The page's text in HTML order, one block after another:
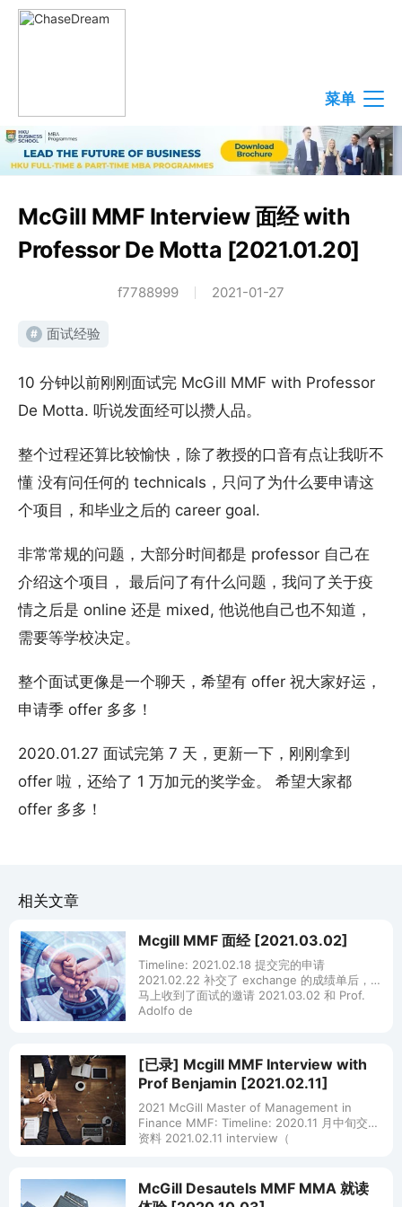
菜单
McGill MMF Interview 面经 with
Professor De Motta [2021.01.20]
f7788999 2021-01-27
# 面试经验
10 分钟以前刚刚面试完 McGill MMF with Professor
De Motta. 听说发面经可以攒人品。
整个过程还算比较愉快，除了教授的口音有点让我听不
懂 没有问任何的 technicals，只问了为什么要申请这
个项目，和毕业之后的 career goal.
非常常规的问题，大部分时间都是 professor 自己在
介绍这个项目， 最后问了有什么问题，我问了关于疫
情之后是 online 还是 mixed, 他说他自己也不知道，
需要等学校决定。
整个面试更像是一个聊天，希望有 offer 祝大家好运，
申请季 offer 多多！
2020.01.27 面试完第 7 天，更新一下，刚刚拿到
offer 啦，还给了 1 万加元的奖学金。 希望大家都
offer 多多！
相关文章
Mcgill MMF 面经 [2021.03.02]
Timeline: 2021.02.18 提交完的申请
2021.02.22 补交了 exchange 的成绩单后，
马上收到了面试的邀请 2021.03.02 和 Prof.
Adolfo de
[已录] Mcgill MMF Interview with
Prof Benjamin [2021.02.11]
2021 McGill Master of Management in
Finance MMF: Timeline: 2020.11 月中旬交齐
资料 2021.02.11 interview（
McGill Desautels MMF MMA 就读